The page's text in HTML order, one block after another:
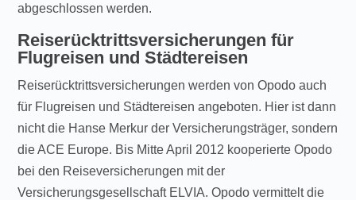
abgeschlossen werden.
Reiserücktrittsversicherungen für
Flugreisen und Städtereisen
Reiserücktrittsversicherungen werden von Opodo auch
für Flugreisen und Städtereisen angeboten. Hier ist dann
nicht die Hanse Merkur der Versicherungsträger, sondern
die ACE Europe. Bis Mitte April 2012 kooperierte Opodo
bei den Reiseversicherungen mit der
Versicherungsgesellschaft ELVIA. Opodo vermittelt die